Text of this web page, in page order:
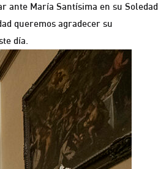
ante María Santísima en su Soledad
queremos agradecer su
día.